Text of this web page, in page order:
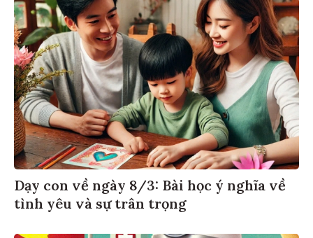
Dạy con về ngày 8/3: Bài học ý nghĩa về
tình yêu và sự trân trọng